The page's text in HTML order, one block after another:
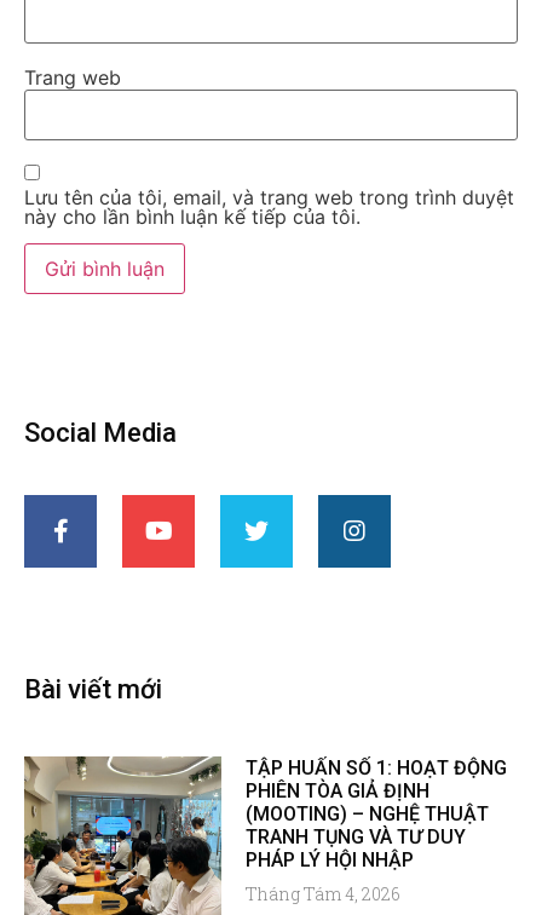
Trang web
Lưu tên của tôi, email, và trang web trong trình duyệt
này cho lần bình luận kế tiếp của tôi.
Social Media
Bài viết mới
TẬP HUẤN SỐ 1: HOẠT ĐỘNG
PHIÊN TÒA GIẢ ĐỊNH
(MOOTING) – NGHỆ THUẬT
TRANH TỤNG VÀ TƯ DUY
PHÁP LÝ HỘI NHẬP
Tháng Tám 4, 2026